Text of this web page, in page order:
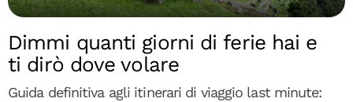
Dimmi quanti giorni di ferie hai e
ti dirò dove volare
Guida definitiva agli itinerari di viaggio last minute: